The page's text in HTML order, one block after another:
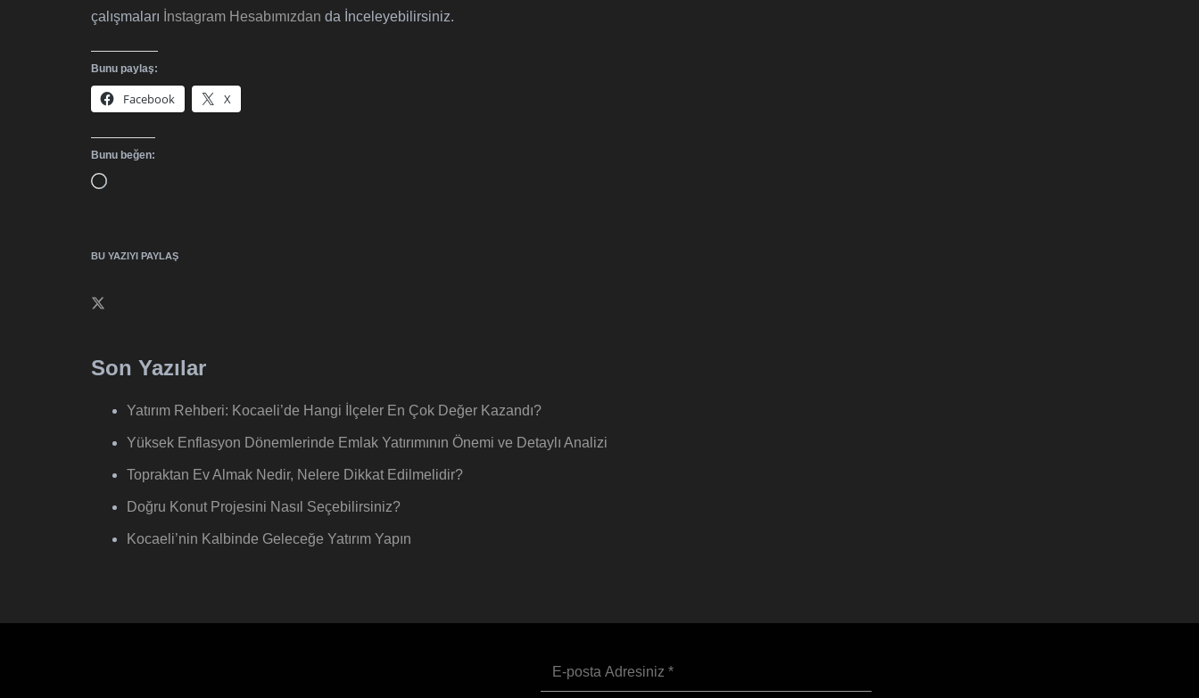
çalışmaları İnstagram Hesabımızdan da İnceleyebilirsiniz.
Bunu paylaş:
Facebook X
Bunu beğen:
Yükleniyor...
BU YAZIYI PAYLAŞ
Son Yazılar
Yatırım Rehberi: Kocaeli’de Hangi İlçeler En Çok Değer Kazandı?
Yüksek Enflasyon Dönemlerinde Emlak Yatırımının Önemi ve Detaylı Analizi
Topraktan Ev Almak Nedir, Nelere Dikkat Edilmelidir?
Doğru Konut Projesini Nasıl Seçebilirsiniz?
Kocaeli’nin Kalbinde Geleceğe Yatırım Yapın